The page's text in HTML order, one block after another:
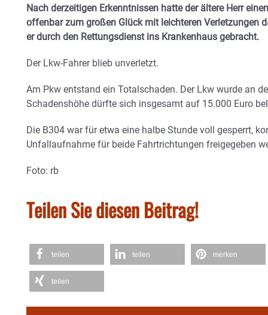
Nach derzeitigen Erkenntnissen hatte der ältere Herr
offenbar zum großen Glück mit leichteren Verletzungen
er durch den Rettungsdienst ins Krankenhaus gebracht.
Der Lkw-Fahrer blieb unverletzt.
Am Pkw entstand ein Totalschaden. Der Lkw wurde an
Schadenshöhe dürfte sich insgesamt auf 15.000 Euro
Die B304 war für etwa eine halbe Stunde voll gesperrt,
Unfallaufnahme für beide Fahrtrichtungen freigegeben
Foto: rb
Teilen Sie diesen Beitrag!
teilen teilen merken
teilen